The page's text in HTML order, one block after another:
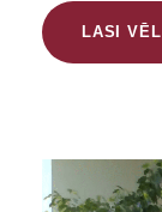
LASI VĒL